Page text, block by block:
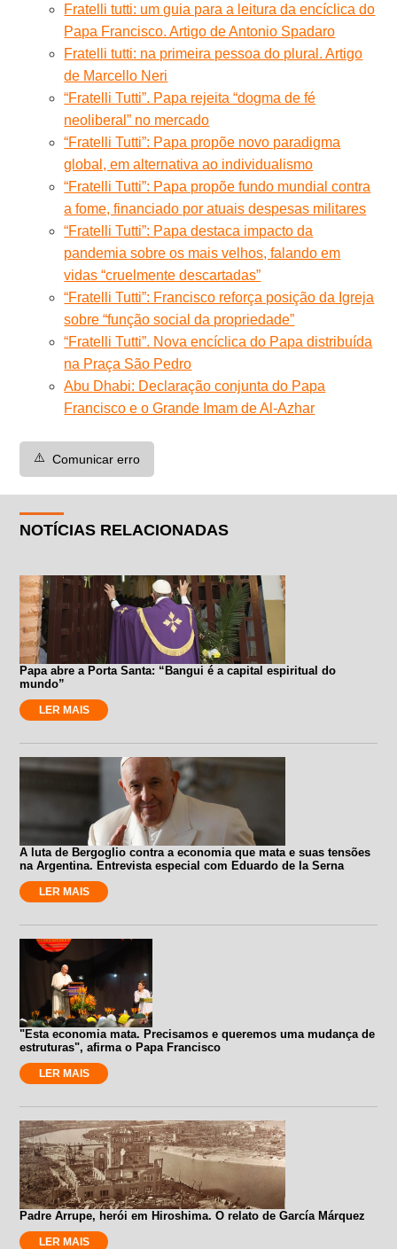
Fratelli tutti: um guia para a leitura da encíclica do
Papa Francisco. Artigo de Antonio Spadaro
Fratelli tutti: na primeira pessoa do plural. Artigo
de Marcello Neri
“Fratelli Tutti”. Papa rejeita “dogma de fé
neoliberal” no mercado
“Fratelli Tutti”: Papa propõe novo paradigma
global, em alternativa ao individualismo
“Fratelli Tutti”: Papa propõe fundo mundial contra
a fome, financiado por atuais despesas militares
“Fratelli Tutti”: Papa destaca impacto da
pandemia sobre os mais velhos, falando em
vidas “cruelmente descartadas”
“Fratelli Tutti”: Francisco reforça posição da Igreja
sobre “função social da propriedade”
“Fratelli Tutti”. Nova encíclica do Papa distribuída
na Praça São Pedro
Abu Dhabi: Declaração conjunta do Papa
Francisco e o Grande Imam de Al-Azhar
⚠️ Comunicar erro
NOTÍCIAS RELACIONADAS
Papa abre a Porta Santa: “Bangui é a capital espiritual do
mundo”
LER MAIS
A luta de Bergoglio contra a economia que mata e suas tensões
na Argentina. Entrevista especial com Eduardo de la Serna
LER MAIS
"Esta economia mata. Precisamos e queremos uma mudança de
estruturas", afirma o Papa Francisco
LER MAIS
Padre Arrupe, herói em Hiroshima. O relato de García Márquez
LER MAIS